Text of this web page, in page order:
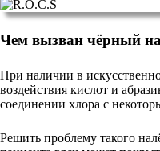
Чем вызван чёрный
При наличии в
воздействия кислот и
соединении хлора с
Решить проблему такого